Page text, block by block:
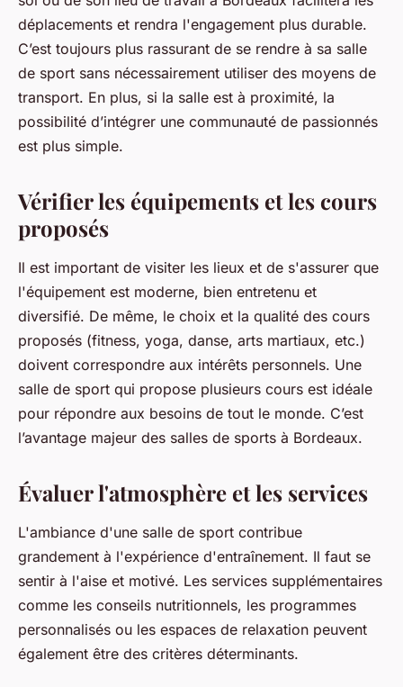
déplacements et rendra l'engagement plus durable.
C’est toujours plus rassurant de se rendre à sa salle
de sport sans nécessairement utiliser des moyens de
transport. En plus, si la salle est à proximité, la
possibilité d’intégrer une communauté de passionnés
est plus simple.
Vérifier les équipements et les cours
proposés
Il est important de visiter les lieux et de s'assurer que
l'équipement est moderne, bien entretenu et
diversifié. De même, le choix et la qualité des cours
proposés (fitness, yoga, danse, arts martiaux, etc.)
doivent correspondre aux intérêts personnels. Une
salle de sport qui propose plusieurs cours est idéale
pour répondre aux besoins de tout le monde. C’est
l’avantage majeur des salles de sports à Bordeaux.
Évaluer l'atmosphère et les services
L'ambiance d'une salle de sport contribue
grandement à l'expérience d'entraînement. Il faut se
sentir à l'aise et motivé. Les services supplémentaires
comme les conseils nutritionnels, les programmes
personnalisés ou les espaces de relaxation peuvent
également être des critères déterminants.